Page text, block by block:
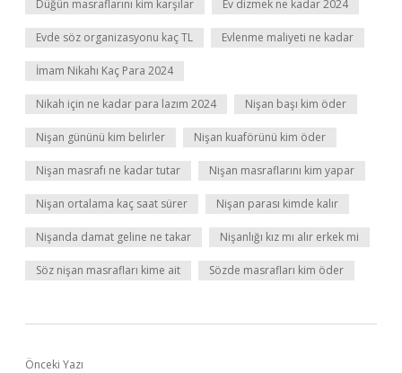
Düğün masraflarını kim karşılar Ev dizmek ne kadar 2024
Evde söz organizasyonu kaç TL Evlenme maliyeti ne kadar
İmam Nikahı Kaç Para 2024
Nikah için ne kadar para lazım 2024 Nişan başı kim öder
Nişan gününü kim belirler Nişan kuaförünü kim öder
Nişan masrafı ne kadar tutar Nişan masraflarını kim yapar
Nişan ortalama kaç saat sürer Nişan parası kimde kalır
Nişanda damat geline ne takar Nişanlığı kız mı alır erkek mi
Söz nişan masrafları kime ait Sözde masrafları kim öder
Önceki Yazı